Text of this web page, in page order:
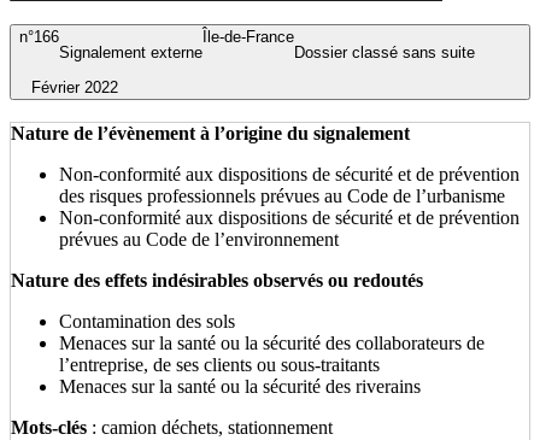
Février 2022
Dossier classé sans suite
Île-de-France
Signalement externe
n°166
Nature de l’évènement à l’origine du signalement
Non-conformité aux dispositions de sécurité et de prévention
des risques professionnels prévues au Code de l’urbanisme
Non-conformité aux dispositions de sécurité et de prévention
prévues au Code de l’environnement
Nature des effets indésirables observés ou redoutés
Contamination des sols
Menaces sur la santé ou la sécurité des collaborateurs de
l’entreprise, de ses clients ou sous-traitants
Menaces sur la santé ou la sécurité des riverains
Mots-clés : camion déchets, stationnement